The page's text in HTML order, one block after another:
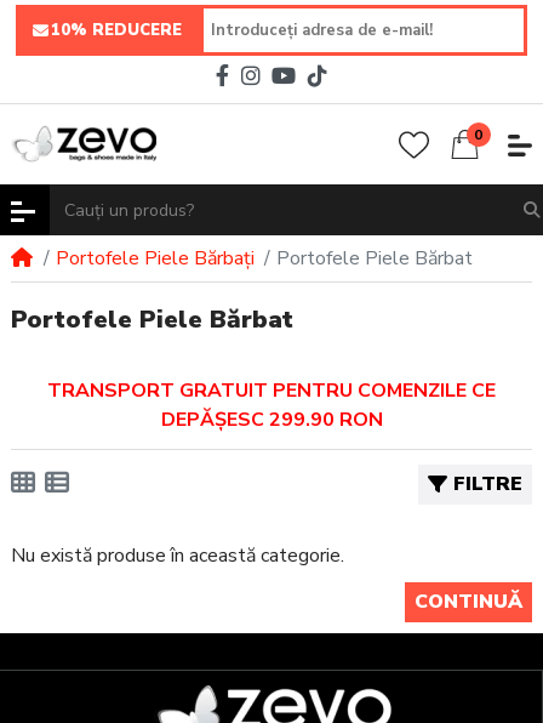
10% REDUCERE
0
Portofele Piele Bărbați Portofele Piele Bărbat
Portofele Piele Bărbat
TRANSPORT GRATUIT PENTRU COMENZILE CE
DEPĂȘESC 299.90 RON
FILTRE
Nu există produse în această categorie.
CONTINUĂ